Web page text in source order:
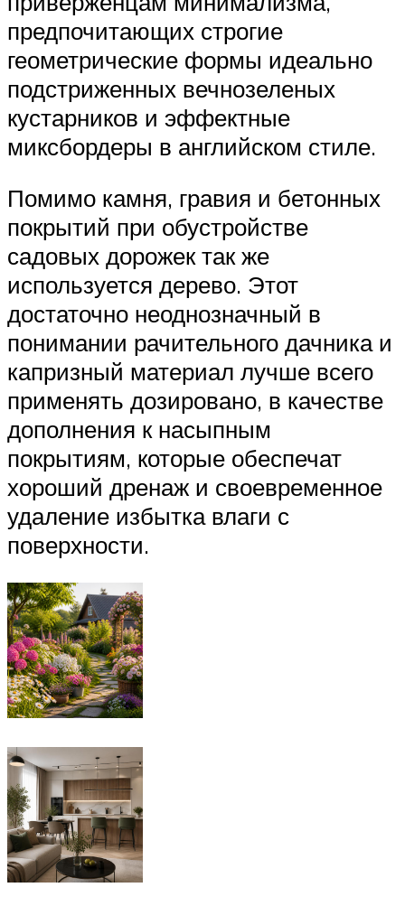
предпочитающих строгие
геометрические формы идеально
подстриженных вечнозеленых
кустарников и эффектные
миксбордеры в английском стиле.
Помимо камня, гравия и бетонных
покрытий при обустройстве
садовых дорожек так же
используется дерево. Этот
достаточно неоднозначный в
понимании рачительного дачника и
капризный материал лучше всего
применять дозировано, в качестве
дополнения к насыпным
покрытиям, которые обеспечат
хороший дренаж и своевременное
удаление избытка влаги с
поверхности.